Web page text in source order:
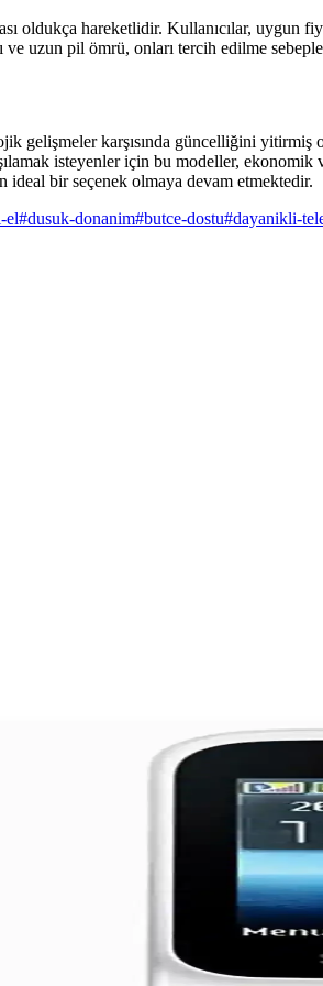
oldukça hareketlidir. Kullanıcılar, uygun
ve uzun pil ömrü, onları tercih edilme
gelişmeler karşısında güncelliğini
isteyenler için bu modeller,
bir seçenek olmaya devam etmektedir.
el#dusuk-donanim#butce-dostu#dayanikli-
ve temel iletişim özellikleriyle
Günümüze Teknolojik ve
ve kullanıcı tercihleri nedeniyle
Sunan En İyi Akıllı
RAM ve gelişmiş grafik özellikleriyle
Tasarım,